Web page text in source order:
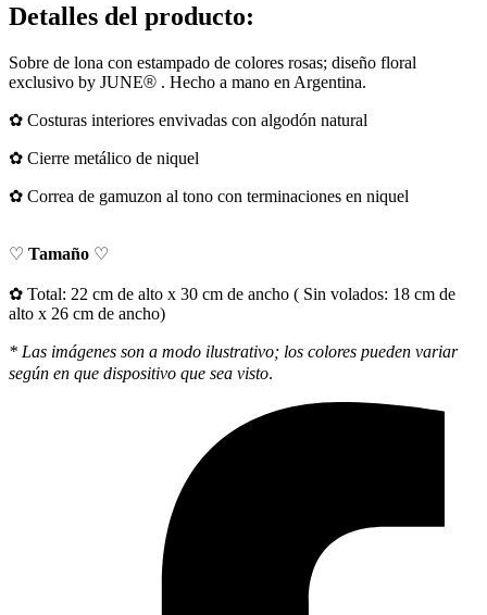
Detalles del producto:
Sobre de lona con estampado de colores rosas; diseño floral
exclusivo by JUNE® . Hecho a mano en Argentina.
✿ Costuras interiores envivadas con algodón natural
✿ Cierre metálico de niquel
✿ Correa de gamuzon al tono con terminaciones en niquel
♡ Tamaño ♡
​✿ Total: 22 cm de alto x 30 cm de ancho ( Sin volados: 18 cm de
alto x 26 cm de ancho)
* Las imágenes son a modo ilustrativo; los colores pueden variar
según en que dispositivo que sea visto.